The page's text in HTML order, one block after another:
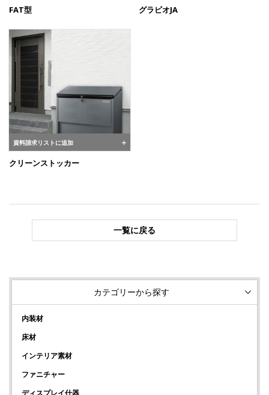
FAT型 グラビオJA
資料請求リストに追加
クリーンストッカー
一覧に戻る
カテゴリーから探す
内装材
床材
インテリア素材
ファニチャー
ディスプレイ什器